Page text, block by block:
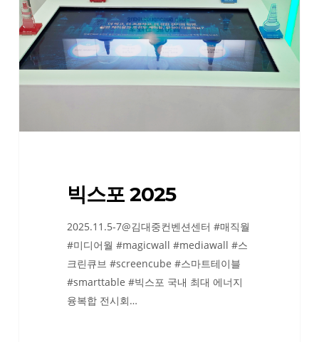
2025
빅스포 2025
2025.11.5-7@김대중컨벤션센터 #매직월
#미디어월 #magicwall #mediawall #스
크린큐브 #screencube #스마트테이블
#smarttable #빅스포 국내 최대 에너지
융복합 전시회…